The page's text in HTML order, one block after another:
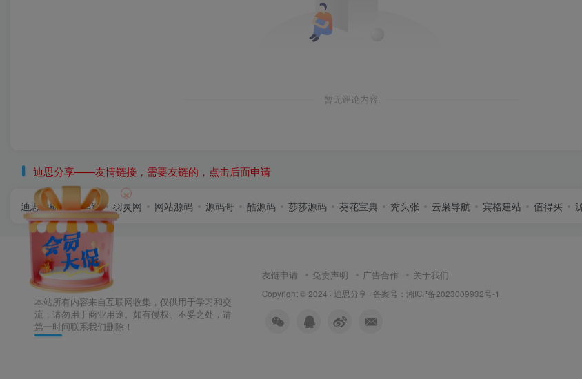
×
暂无评论内容
迪思分享——友情链接，需要友链的，点击后面申请
迪思导航 首码逸 羽灵网 网站源码 源码哥 酷源码 莎莎源码 葵花宝典 秃头张 云枭导航 宾格建站 值得买
本站所有内容来自互联网收集，仅供用于学习和交
流，请勿用于商业用途。如有侵权、不妥之处，请
第一时间联系我们删除！
友链申请 免责声明 广告合作 关于我们
Copyright © 2024 · 迪思分享 · 备案号： 湘ICP备2023009932号-1